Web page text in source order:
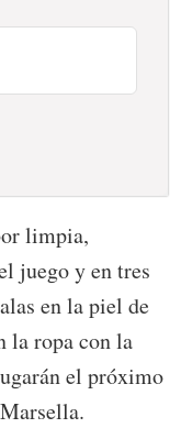
limpia,
juego y en tres
en la piel de
la ropa con la
el próximo